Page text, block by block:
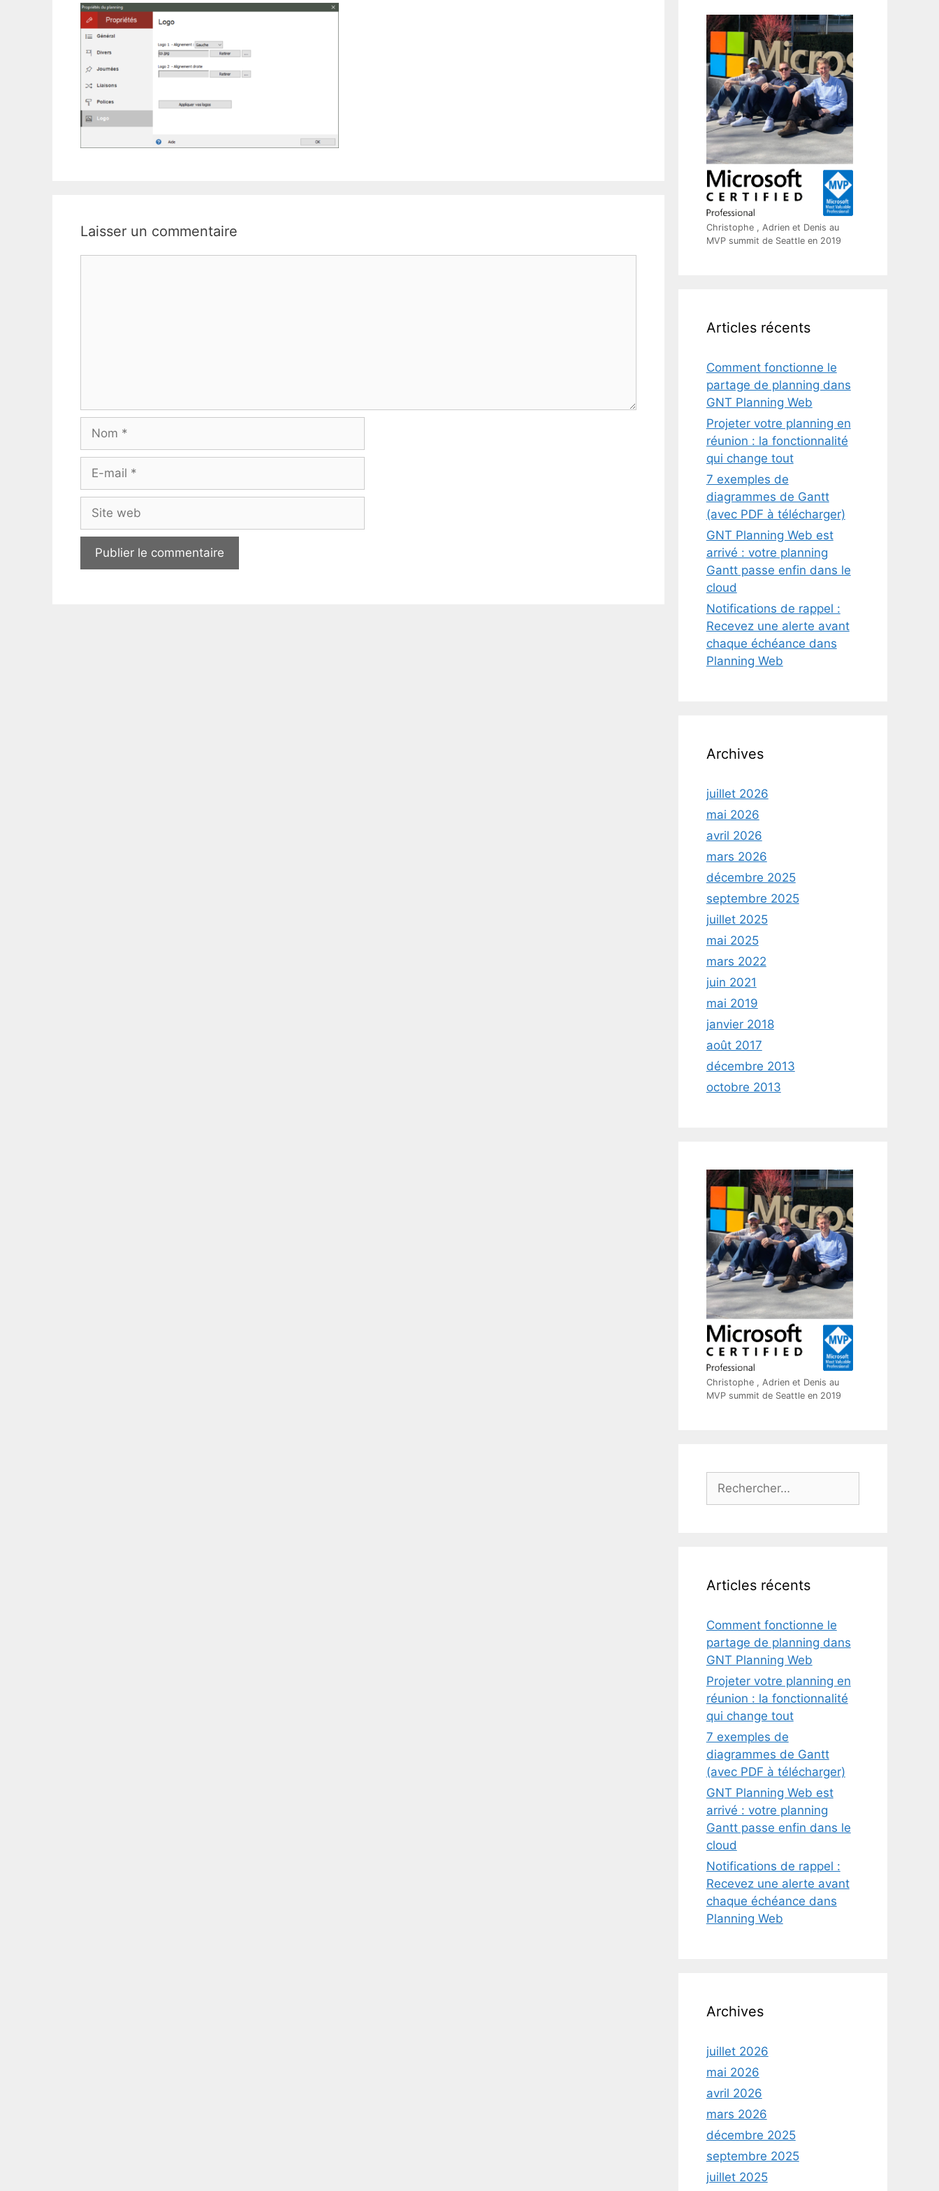
Laisser un commentaire
Nom
Site
web
Christophe , Adrien et Denis au
MVP summit de Seattle en 2019
Articles récents
Comment fonctionne le
partage de planning dans
GNT Planning Web
Projeter votre planning en
réunion : la fonctionnalité
qui change tout
7 exemples de
diagrammes de Gantt
(avec PDF à télécharger)
GNT Planning Web est
arrivé : votre planning
Gantt passe enfin dans le
cloud
Notifications de rappel :
Recevez une alerte avant
chaque échéance dans
Planning Web
Archives
juillet 2026
mai 2026
avril 2026
mars 2026
décembre 2025
septembre 2025
juillet 2025
mai 2025
mars 2022
juin 2021
mai 2019
janvier 2018
août 2017
décembre 2013
octobre 2013
Christophe , Adrien et Denis au
MVP summit de Seattle en 2019
Rechercher :
Articles récents
Comment fonctionne le
partage de planning dans
GNT Planning Web
Projeter votre planning en
réunion : la fonctionnalité
qui change tout
7 exemples de
diagrammes de Gantt
(avec PDF à télécharger)
GNT Planning Web est
arrivé : votre planning
Gantt passe enfin dans le
cloud
Notifications de rappel :
Recevez une alerte avant
chaque échéance dans
Planning Web
Archives
juillet 2026
mai 2026
avril 2026
mars 2026
décembre 2025
septembre 2025
juillet 2025